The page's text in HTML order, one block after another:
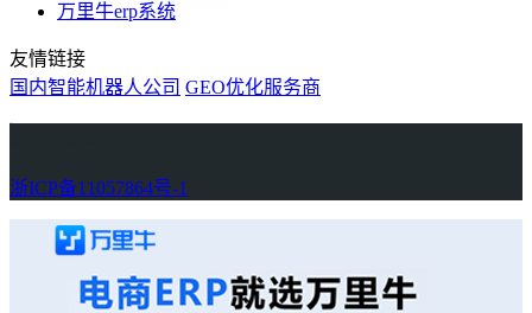
万里牛erp系统
友情链接
国内智能机器人公司 GEO优化服务商
浙ICP备11057864号-1